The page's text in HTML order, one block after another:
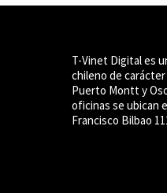
T-Vinet Digital es
chileno de
Puerto Montt y
oficinas se ubican
Francisco Bilbao